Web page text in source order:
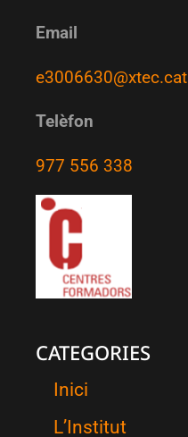
Email
e3006630@xtec.cat
Telèfon
977 556 338
CATEGORIES
Inici
L’Institut